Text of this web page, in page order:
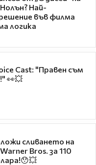
Най-
във филма
логика
Cast: "Правен съм
👀💥
сливането на
Bros. за 110